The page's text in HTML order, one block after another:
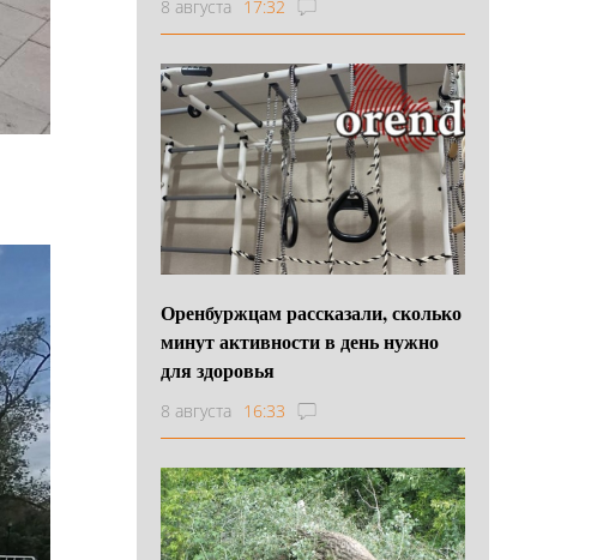
8 августа 17:32
Оренбуржцам рассказали, сколько
минут активности в день нужно
для здоровья
8 августа 16:33